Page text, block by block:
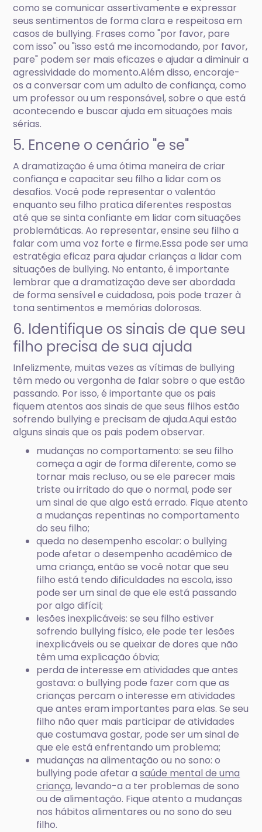
como se comunicar assertivamente e expressar
seus sentimentos de forma clara e respeitosa em
casos de bullying. Frases como "por favor, pare
com isso" ou "isso está me incomodando, por favor,
pare" podem ser mais eficazes e ajudar a diminuir a
agressividade do momento.Além disso, encoraje-
os a conversar com um adulto de confiança, como
um professor ou um responsável, sobre o que está
acontecendo e buscar ajuda em situações mais
sérias.
5. Encene o cenário "e se"
A dramatização é uma ótima maneira de criar
confiança e capacitar seu filho a lidar com os
desafios. Você pode representar o valentão
enquanto seu filho pratica diferentes respostas
até que se sinta confiante em lidar com situações
problemáticas. Ao representar, ensine seu filho a
falar com uma voz forte e firme.Essa pode ser uma
estratégia eficaz para ajudar crianças a lidar com
situações de bullying. No entanto, é importante
lembrar que a dramatização deve ser abordada
de forma sensível e cuidadosa, pois pode trazer à
tona sentimentos e memórias dolorosas.
6. Identifique os sinais de que seu
filho precisa de sua ajuda
Infelizmente, muitas vezes as vítimas de bullying
têm medo ou vergonha de falar sobre o que estão
passando. Por isso, é importante que os pais
fiquem atentos aos sinais de que seus filhos estão
sofrendo bullying e precisam de ajuda.Aqui estão
alguns sinais que os pais podem observar.
mudanças no comportamento: se seu filho
começa a agir de forma diferente, como se
tornar mais recluso, ou se ele parecer mais
triste ou irritado do que o normal, pode ser
um sinal de que algo está errado. Fique atento
a mudanças repentinas no comportamento
do seu filho;
queda no desempenho escolar: o bullying
pode afetar o desempenho acadêmico de
uma criança, então se você notar que seu
filho está tendo dificuldades na escola, isso
pode ser um sinal de que ele está passando
por algo difícil;
lesões inexplicáveis: se seu filho estiver
sofrendo bullying físico, ele pode ter lesões
inexplicáveis ou se queixar de dores que não
têm uma explicação óbvia;
perda de interesse em atividades que antes
gostava: o bullying pode fazer com que as
crianças percam o interesse em atividades
que antes eram importantes para elas. Se seu
filho não quer mais participar de atividades
que costumava gostar, pode ser um sinal de
que ele está enfrentando um problema;
mudanças na alimentação ou no sono: o
bullying pode afetar asaúde mental de uma
criança, levando-a a ter problemas de sono
ou de alimentação. Fique atento a mudanças
nos hábitos alimentares ou no sono do seu
filho.